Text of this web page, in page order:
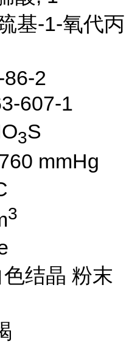
基-1-氧代丙
2
607-1
3S
mmHg
3
结晶 粉末